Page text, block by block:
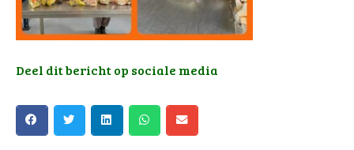
Deel dit bericht op sociale media